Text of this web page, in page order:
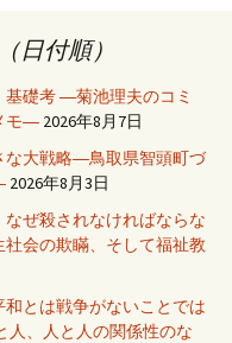
日付順）
礎考 ―菊池理夫のコミ
モ― 2026年8月7日
な大戦略―鳥取県智頭町づ
2026年8月3日
ぜ殺されなければならな
会の欺瞞、そして福祉教
とは戦争がないことでは
、人と人の関係性のな